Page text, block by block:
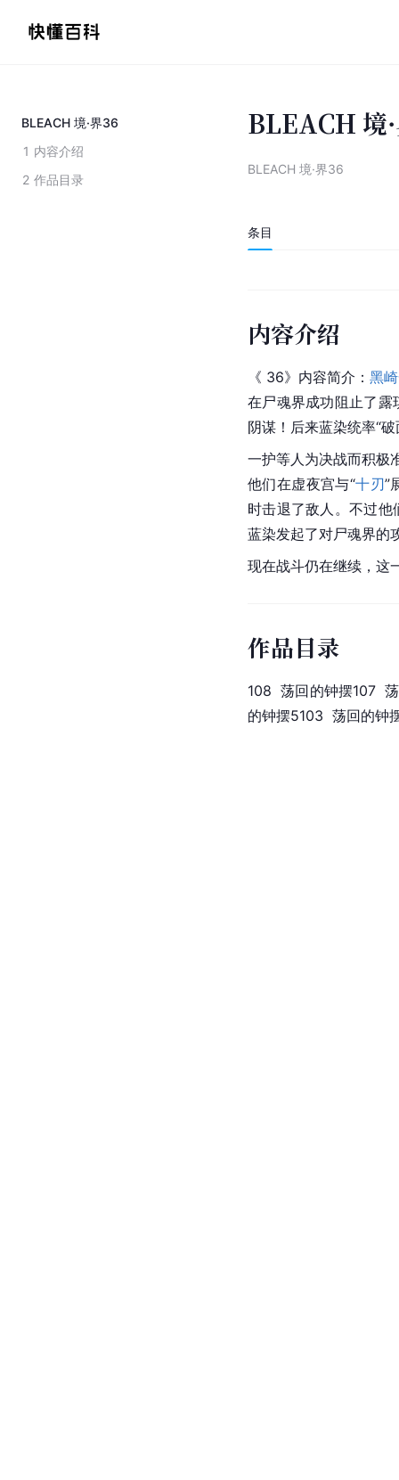
BLEACH 境·界36
1 内容介绍
2 作品目录
BLEACH 境
BLEACH 境·界36
条目
内容介绍
《 36》内容简介：黑
在尸魂界成功阻止了 露
阴谋！后来蓝染统率“破
一护等人为决战而积极
他们在虚夜宫与“十刃”
时击退了敌人。不过
蓝染发起了对尸魂界
现在战斗仍在继续，
作品目录
108  荡回的钟摆107
的钟摆5103  荡回的钟